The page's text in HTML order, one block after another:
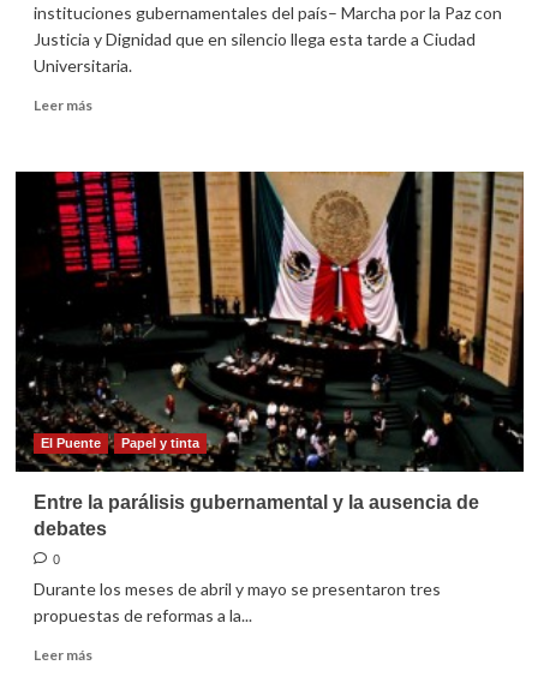
instituciones gubernamentales del país– Marcha por la Paz con
Justicia y Dignidad que en silencio llega esta tarde a Ciudad
Universitaria.
Leer másLeer
Por
un
México
justo
y
en
El Puente Papel y tinta
Entre la parálisis gubernamental y la ausencia de
debates
0
Durante los meses de abril y mayo se presentaron tres
propuestas de reformas a la...
Leer másLeer